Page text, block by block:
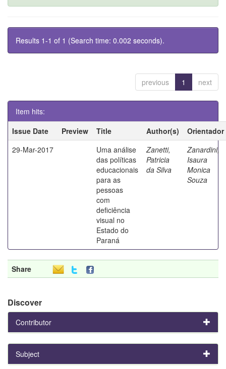
Results 1-1 of 1 (Search time: 0.002 seconds).
previous 1 next
Item hits:
Issue Date
Preview Title Author(s)
Orientador
29-Mar-2017
Uma análise
das políticas
educacionais
para as
pessoas
com
deficiência
visual no
Estado do
Paraná
Zanetti,
Patricia
da Silva
Zanardini,
Isaura
Monica
Souza
Share
Discover
Contributor
Subject